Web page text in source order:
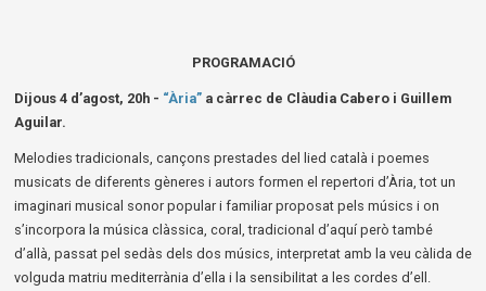
PROGRAMACIÓ
Dijous 4 d’agost, 20h - “Ària”a càrrec de Clàudia Cabero i Guillem
Aguilar.
Melodies tradicionals, cançons prestades del lied català i poemes
musicats de diferents gèneres i autors formen el repertori d’Ària, tot un
imaginari musical sonor popular i familiar proposat pels músics i on
s’incorpora la música clàssica, coral, tradicional d’aquí però també
d’allà, passat pel sedàs dels dos músics, interpretat amb la veu càlida de
volguda matriu mediterrània d’ella i la sensibilitat a les cordes d’ell.